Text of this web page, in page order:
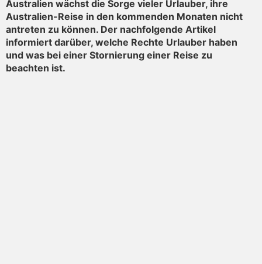
Australien wächst die Sorge vieler Urlauber, ihre
Australien-Reise in den kommenden Monaten nicht
antreten zu können. Der nachfolgende Artikel
informiert darüber, welche Rechte Urlauber haben
und was bei einer Stornierung einer Reise zu
beachten ist.